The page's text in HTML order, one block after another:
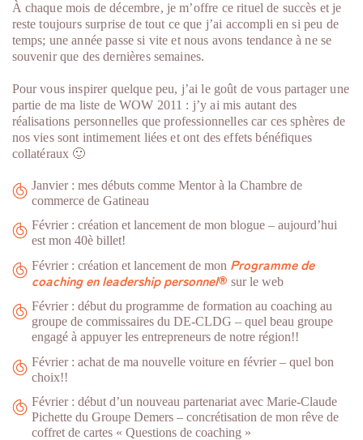
À chaque mois de décembre, je m’offre ce rituel de succès et je
reste toujours surprise de tout ce que j’ai accompli en si peu de
temps; une année passe si vite et nous avons tendance à ne se
souvenir que des dernières semaines.
Pour vous inspirer quelque peu, j’ai le goût de vous partager une
partie de ma liste de WOW 2011 : j’y ai mis autant des
réalisations personnelles que professionnelles car ces sphères de
nos vies sont intimement liées et ont des effets bénéfiques
collatéraux 🙂
Janvier : mes débuts comme Mentor à la Chambre de
commerce de Gatineau
Février : création et lancement de mon blogue – aujourd’hui
est mon 40è billet!
Février : création et lancement de mon Programme de
coaching en leadership personnel® sur le web
Février : début du programme de formation au coaching au
groupe de commissaires du DE-CLDG – quel beau groupe
engagé à appuyer les entrepreneurs de notre région!!
Février : achat de ma nouvelle voiture en février – quel bon
choix!!
Février : début d’un nouveau partenariat avec Marie-Claude
Pichette du Groupe Demers – concrétisation de mon rêve de
coffret de cartes « Questions de coaching »